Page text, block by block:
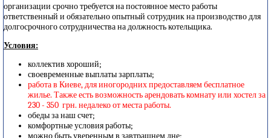
организации срочно требуется на постоянное место работы
ответственный и обязательно опытный сотрудник на производство для
долгосрочного сотрудничества на должность котельщика.
Условия:
коллектив хороший;
своевременные выплаты зарплаты;
работа в Киеве, для иногородних предоставляем бесплатное
жилье. Также есть возможность арендовать комнату или хостел за
230 - 350 грн. недалеко от места работы.
обеды за наш счет;
комфортные условия работы;
можно быть уверенным в завтрашнем дне;